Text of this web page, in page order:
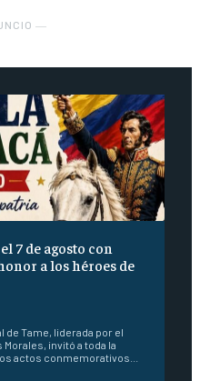
―
7 de agosto con
a los héroes de
de Tame, liderada por el
invitó a toda la
actos conmemorativos...